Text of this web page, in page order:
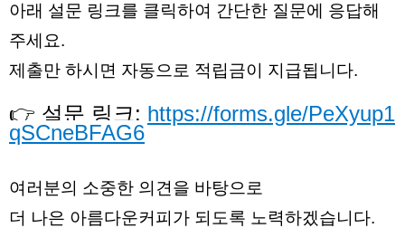
아래 설문 링크를 클릭하여 간단한 질문에 응답해
주세요.
제출만 하시면 자동으로 적립금이 지급됩니다.
👉 설문 링크: https://forms.gle/PeXyup1
qSCneBFAG6
여러분의 소중한 의견을 바탕으로
더 나은 아름다운커피가 되도록 노력하겠습니다.